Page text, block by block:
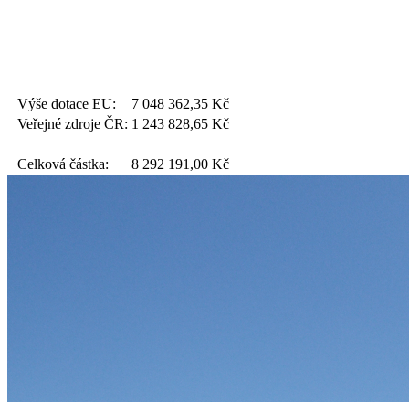
Výše dotace EU: 7 048 362,35 Kč
Veřejné zdroje ČR: 1 243 828,65 Kč
Celková částka: 8 292 191,00 Kč